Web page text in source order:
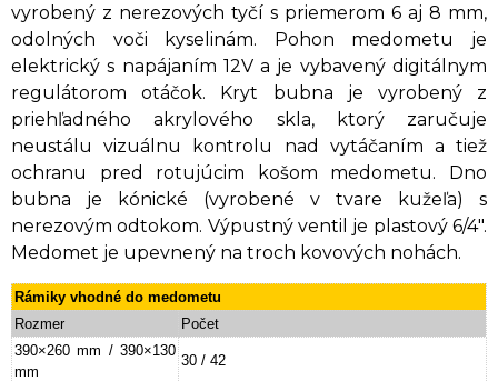
vyrobený z nerezových tyčí s priemerom 6 aj 8 mm,
odolných voči kyselinám. Pohon medometu je
elektrický s napájaním 12V a je vybavený digitálnym
regulátorom otáčok. Kryt bubna je vyrobený z
priehľadného akrylového skla, ktorý zaručuje
neustálu vizuálnu kontrolu nad vytáčaním a tiež
ochranu pred rotujúcim košom medometu. Dno
bubna je kónické (vyrobené v tvare kužeľa) s
nerezovým odtokom. Výpustný ventil je plastový 6/4".
Medomet je upevnený na troch kovových nohách.
Rámiky vhodné do medometu
Rozmer
Počet
390×260 mm / 390×130
mm
30 / 42